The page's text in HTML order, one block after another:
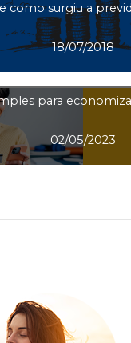
como surgiu a
18/07/2018
para
02/05/2023